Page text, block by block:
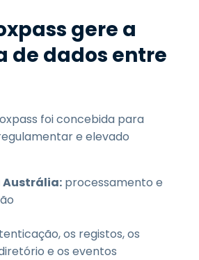
gere a
de dados entre
foi concebida para
e elevado
Austrália: processamento e
os registos, os
e os eventos